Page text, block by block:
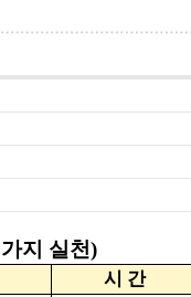
가지 실천)
시 간